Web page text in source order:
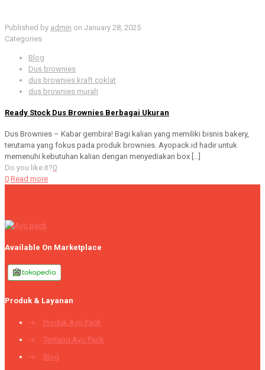
Published by admin on January 28, 2025
Categories
Blog
Dus brownies
dus brownies kraft coklat
dus brownies murah
Ready Stock Dus Brownies Berbagai Ukuran
Dus Brownies – Kabar gembira! Bagi kalian yang memiliki bisnis bakery,
terutama yang fokus pada produk brownies. Ayopack.id hadir untuk
memenuhi kebutuhan kalian dengan menyediakan box […]
Do you like it?0
0 Read more
Available On Marketplace
Produk & Layanan
→
Produk Ayo Pack
→
Tentang Ayo Pack
→
Blog